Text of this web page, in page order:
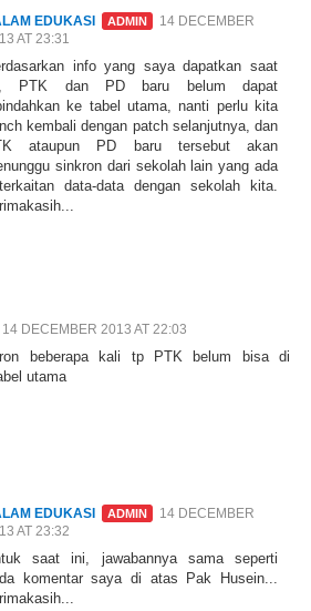
EDUKASI
14 DECEMBER
AT 23:31
info yang saya dapatkan saat
PTK dan PD baru belum dapat
ke tabel utama, nanti perlu kita
kembali dengan patch selanjutnya, dan
ataupun PD baru tersebut akan
sinkron dari sekolah lain yang ada
data-data dengan sekolah kita.
14 DECEMBER 2013 AT 22:03
beberapa kali tp PTK belum bisa di
utama
EDUKASI
14 DECEMBER
AT 23:32
saat ini, jawabannya sama seperti
komentar saya di atas Pak Husein...